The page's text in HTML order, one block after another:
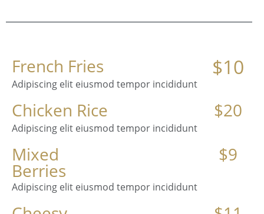
French Fries
Adipiscing elit eiusmod tempor incididunt
$10
Chicken Rice
Adipiscing elit eiusmod tempor incididunt
$20
Mixed
Berries
Adipiscing elit eiusmod tempor incididunt
$9